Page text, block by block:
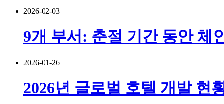
2026-02-03
9개 부서: 춘절 기간 동안 체
2026-01-26
2026년 글로벌 호텔 개발 현